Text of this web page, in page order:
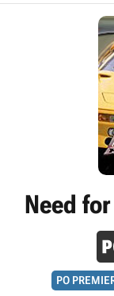
Need
PO